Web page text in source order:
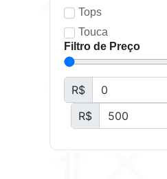
Tops
Touca
Filtro de Preço
R$
R$